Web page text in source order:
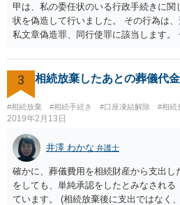
甲は、私の委任状のいる行政手続きに
状を偽造して行いました。 その行為
私文章偽造罪、同行使罪に該当します
か？ 委任状を偽造して使用すること
ので できないと思います。
3 相続放棄したあとの葬儀代
#相続放棄 #相続手続き #口座凍結解除 #相続
2019年2月13日
井澤 わかな 弁護士
確かに、葬儀費用を相続財産から支出
をしても、単純承認をしたとみなされ
ています。 (相続放棄後に支出ではなく